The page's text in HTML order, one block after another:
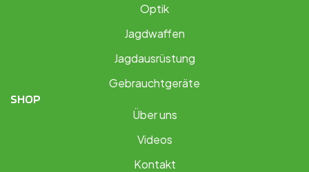
Optik
Jagdwaffen
Jagdausrüstung
Gebrauchtgeräte
SHOP
Über uns
Videos
Kontakt